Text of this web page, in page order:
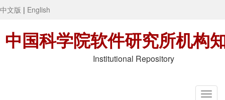
中文版 | English
中国科学院软件研究所机构
Institutional Repository